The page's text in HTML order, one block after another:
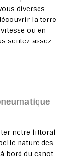
diverses
la terre
ou en
sentez assez
notre littoral
nature des
bord du canot